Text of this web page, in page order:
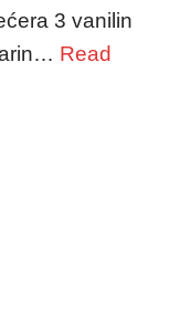
3 vanilin
Read